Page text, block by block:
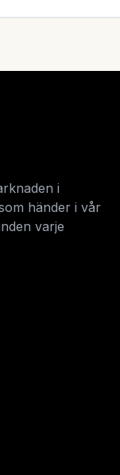
i
händer i vår
varje